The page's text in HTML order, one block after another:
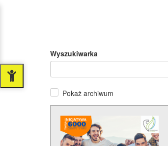
Wyszukiwarka
Pokaż archiwum